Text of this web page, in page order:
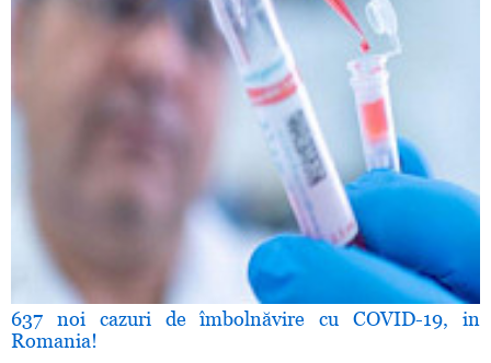
637 noi cazuri de îmbolnăvire cu COVID-19, in
Romania!